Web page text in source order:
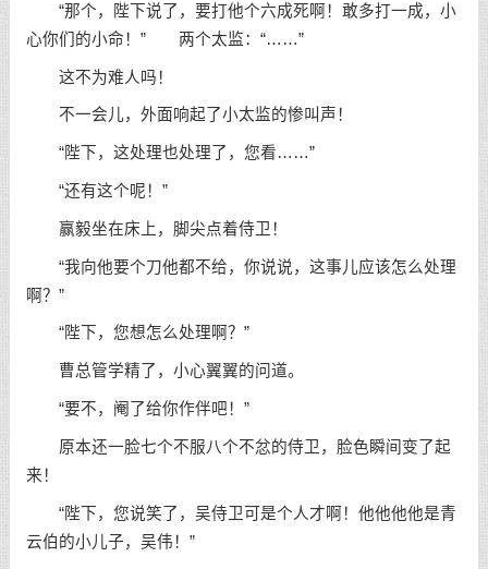
“那个，陛下说了，要打他个六成死啊！敢多打一成，小
心你们的小命！” 两个太监：“……”
这不为难人吗！
不一会儿，外面响起了小太监的惨叫声！
“陛下，这处理也处理了，您看……”
“还有这个呢！”
赢毅坐在床上，脚尖点着侍卫！
“我向他要个刀他都不给，你说说，这事儿应该怎么处理
啊？”
“陛下，您想怎么处理啊？”
曹总管学精了，小心翼翼的问道。
“要不，阉了给你作伴吧！”
原本还一脸七个不服八个不忿的侍卫，脸色瞬间变了起
来！
“陛下，您说笑了，吴侍卫可是个人才啊！他他他他是青
云伯的小儿子，吴伟！”